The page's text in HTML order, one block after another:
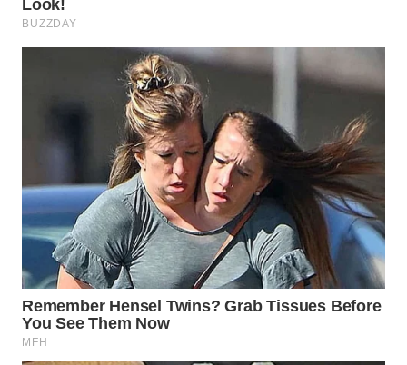
WN
SERIBU
WN
TANGERANG
WN
BINJAI